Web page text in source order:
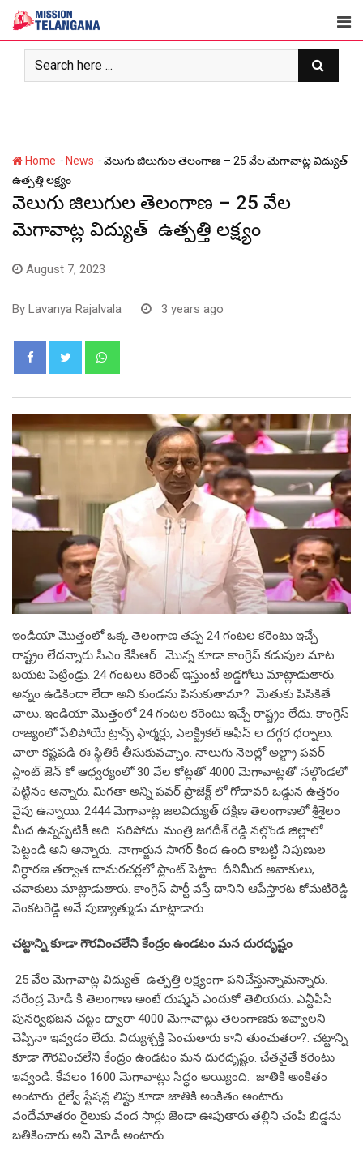
Skip
content
Home - News -వెలుగు జిలుగుల తెలంగాణ – 25 వేల మెగావాట్ల విద్యుత్
ఉత్పత్తి లక్ష్యం
వెలుగు జిలుగుల తెలంగాణ – 25 వేల
మెగావాట్ల విద్యుత్ ఉత్పత్తి లక్ష్యం
August 7, 2023
By Lavanya Rajalvala 3 years ago
ఇండియా మొత్తంలో ఒక్క తెలంగాణ తప్ప 24 గంటల కరెంటు ఇచ్చే
రాష్ట్రం లేదన్నారు సీఎం కేసీఆర్. మొన్న కూడా కాంగ్రెస్ కడుపుల మాట
బయట పెట్రిండ్రు. 24 గంటలు కరెంట్ ఇస్తుంటే అడ్డగోలు మాట్లాడుతారు.
అన్నం ఉడికిందా లేదా అని కుండను పిసుకుతామా? మెతుకు పిసికితే
చాలు. ఇండియా మొత్తంలో 24 గంటల కరెంటు ఇచ్చే రాష్ట్రం లేదు. కాంగ్రెస్
రాజ్యంలో పేలిపోయే ట్రాన్స్ ఫార్మర్లు, ఎలక్ట్రికల్ ఆఫీస్ ల దగ్గర ధర్నాలు.
చాలా కష్టపడి ఈ స్థితికి తీసుకువచ్చాం. నాలుగు నెలల్లో అల్ట్రా పవర్
ప్లాంట్ జెన్ కో ఆధ్వర్యంలో 30 వేల కోట్లతో 4000 మెగావాట్లతో నల్గొండలో
పెట్టినం అన్నారు. మిగతా అన్ని పవర్ ప్రాజెక్ట్ లో గోదావరి ఒడ్డున ఉత్తరం
వైపు ఉన్నాయి. 2444 మెగావాట్ల జలవిద్యుత్ దక్షిణ తెలంగాణలో శ్రీశైలం
మీద ఉన్నప్పటికీ అది సరిపోదు. మంత్రి జగదీశ్ రెడ్డి నల్గొండ జిల్లాలో
పెట్టండి అని అన్నారు. నాగార్జున సాగర్ కింద ఉంది కాబట్టి నిపుణుల
నిర్ధారణ తర్వాత దామరచర్లలో ప్లాంట్ పెట్టాం. దీనిమీద అవాకులు,
చవాకులు మాట్లాడుతారు. కాంగ్రెస్ పార్టీ వస్తే దానిని ఆపేస్తారట కోమటిరెడ్డి
వెంకటరెడ్డి అనే పుణ్యాత్ముడు మాట్లాడారు.
చట్టాన్ని కూడా గౌరవించలేని కేంద్రం ఉండటం మన దురదృష్టం
25 వేల మెగావాట్ల విద్యుత్ ఉత్పత్తి లక్ష్యంగా పనిచేస్తున్నామన్నారు.
నరేంద్ర మోడీ కి తెలంగాణ అంటే దుష్మన్ ఎందుకో తెలియదు. ఎన్టీపీసీ
పునర్విభజన చట్టం ద్వారా 4000 మెగావాట్లు తెలంగాణకు ఇవ్వాలని
చెప్పినా ఇవ్వడం లేదు. విద్యుశ్చక్తి పెంచుతారు కాని తుంచుతరా?. చట్టాన్ని
కూడా గౌరవించలేని కేంద్రం ఉండటం మన దురదృష్టం. చేతనైతే కరెంటు
ఇవ్వండి. కేవలం 1600 మెగావాట్లు సిద్ధం అయ్యింది. జాతికి అంకితం
అంటారు. రైల్వే స్టేషన్ల లిఫ్టు కూడా జాతికి అంకితం అంటారు.
వందేమాతరం రైలుకు వంద సార్లు జెండా ఊపుతారు.తల్లిని చంపి బిడ్డను
బతికించారు అని మోడీ అంటారు.